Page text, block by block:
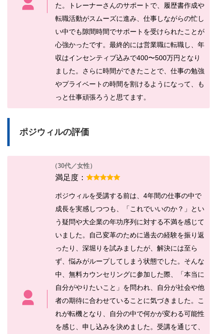
た。トレーナーさんのサポートで、履歴書作成や
転職活動がスムーズに進み、仕事しながらの忙し
い中でも隙間時間でサポートを受けられたことが
心強かったです。最終的には営業職に転職し、年
収はインセンティブ込みで400〜500万円となり
ました。さらに時間ができたことで、仕事の勉強
やプライベートの時間を割けるようになって、も
っと仕事頑張ろうと思てます。
ポジウィルの評価
満足度：
（30代／女性）
ポジウィルを受講する前は、4年間の仕事の中で
成長を実感しつつも、「これでいいのか？」とい
う疑問や大企業の年功序列に対する不満を感じて
いました。自己変革のために過去の経験を振り返
ったり、深堀りを試みましたが、解決には至ら
ず、悩みがループしてしまう状態でした。そんな
中、無料カウンセリングに参加した際、「本当に
自分がやりたいこと」を問われ、自分が社会や他
者の期待に合わせていることに気づきました。こ
れが転機となり、自分の中で何かが変わる可能性
を感じ、申し込みを決めました。受講を通じて、